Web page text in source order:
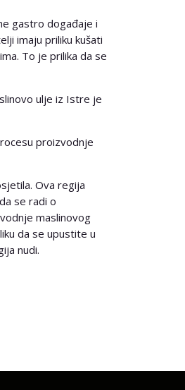
gastro događaje i
imaju priliku kušati
To je prilika da se
ulje iz Istre je
proizvodnje
Ova regija
se radi o
maslinovog
da se upustite u
nudi.